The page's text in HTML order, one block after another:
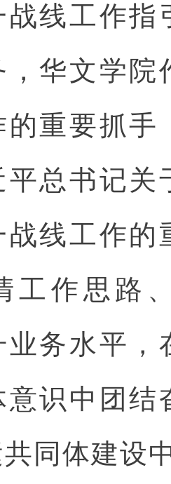
战线工作指
，华文学院
的重要抓手
平总书记关
战线工作的
工作思路
业务水平，
意识中团结
共同体建设